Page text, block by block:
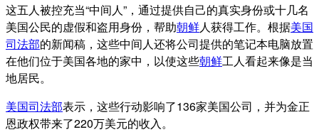
这五人被控充当“中间人”，通过提供自己的真实身份或十几名
美国公民的虚假和盗用身份，帮助朝鲜人获得工作。根据美国
司法部的新闻稿，这些中间人还将公司提供的笔记本电脑放置
在他们位于美国各地的家中，以使这些朝鲜工人看起来像是当
地居民。
美国司法部表示，这些行动影响了136家美国公司，并为金正
恩政权带来了220万美元的收入。